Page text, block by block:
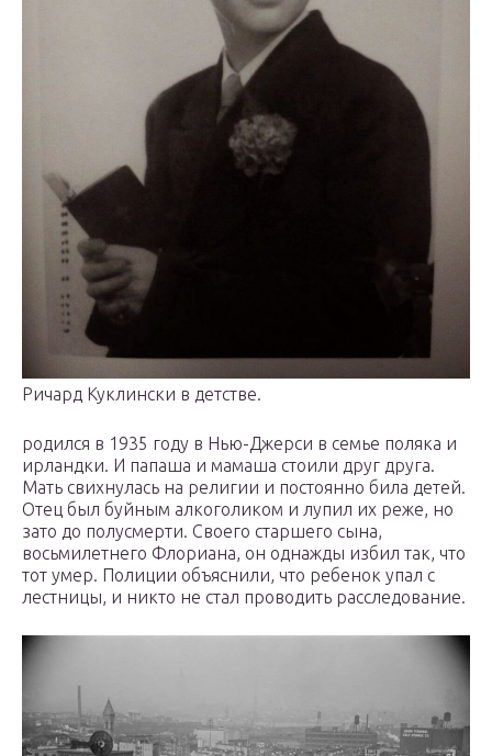
Ричард Куклински в детстве.
родился в 1935 году в Нью-Джерси в семье поляка и
ирландки. И папаша и мамаша стоили друг друга.
Мать свихнулась на религии и постоянно била детей.
Отец был буйным алкоголиком и лупил их реже, но
зато до полусмерти. Своего старшего сына,
восьмилетнего Флориана, он однажды избил так, что
тот умер. Полиции объяснили, что ребенок упал с
лестницы, и никто не стал проводить расследование.